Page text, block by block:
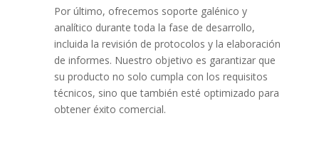
Por último, ofrecemos soporte galénico y
analítico durante toda la fase de desarrollo,
incluida la revisión de protocolos y la elaboración
de informes. Nuestro objetivo es garantizar que
su producto no solo cumpla con los requisitos
técnicos, sino que también esté optimizado para
obtener éxito comercial.